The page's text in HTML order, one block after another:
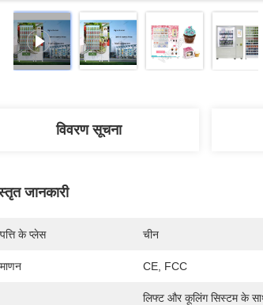
विवरण सूचना
जानकारी
के प्लेस चीन
CE, FCC
लिफ्ट और कूलिंग सिस्टम के